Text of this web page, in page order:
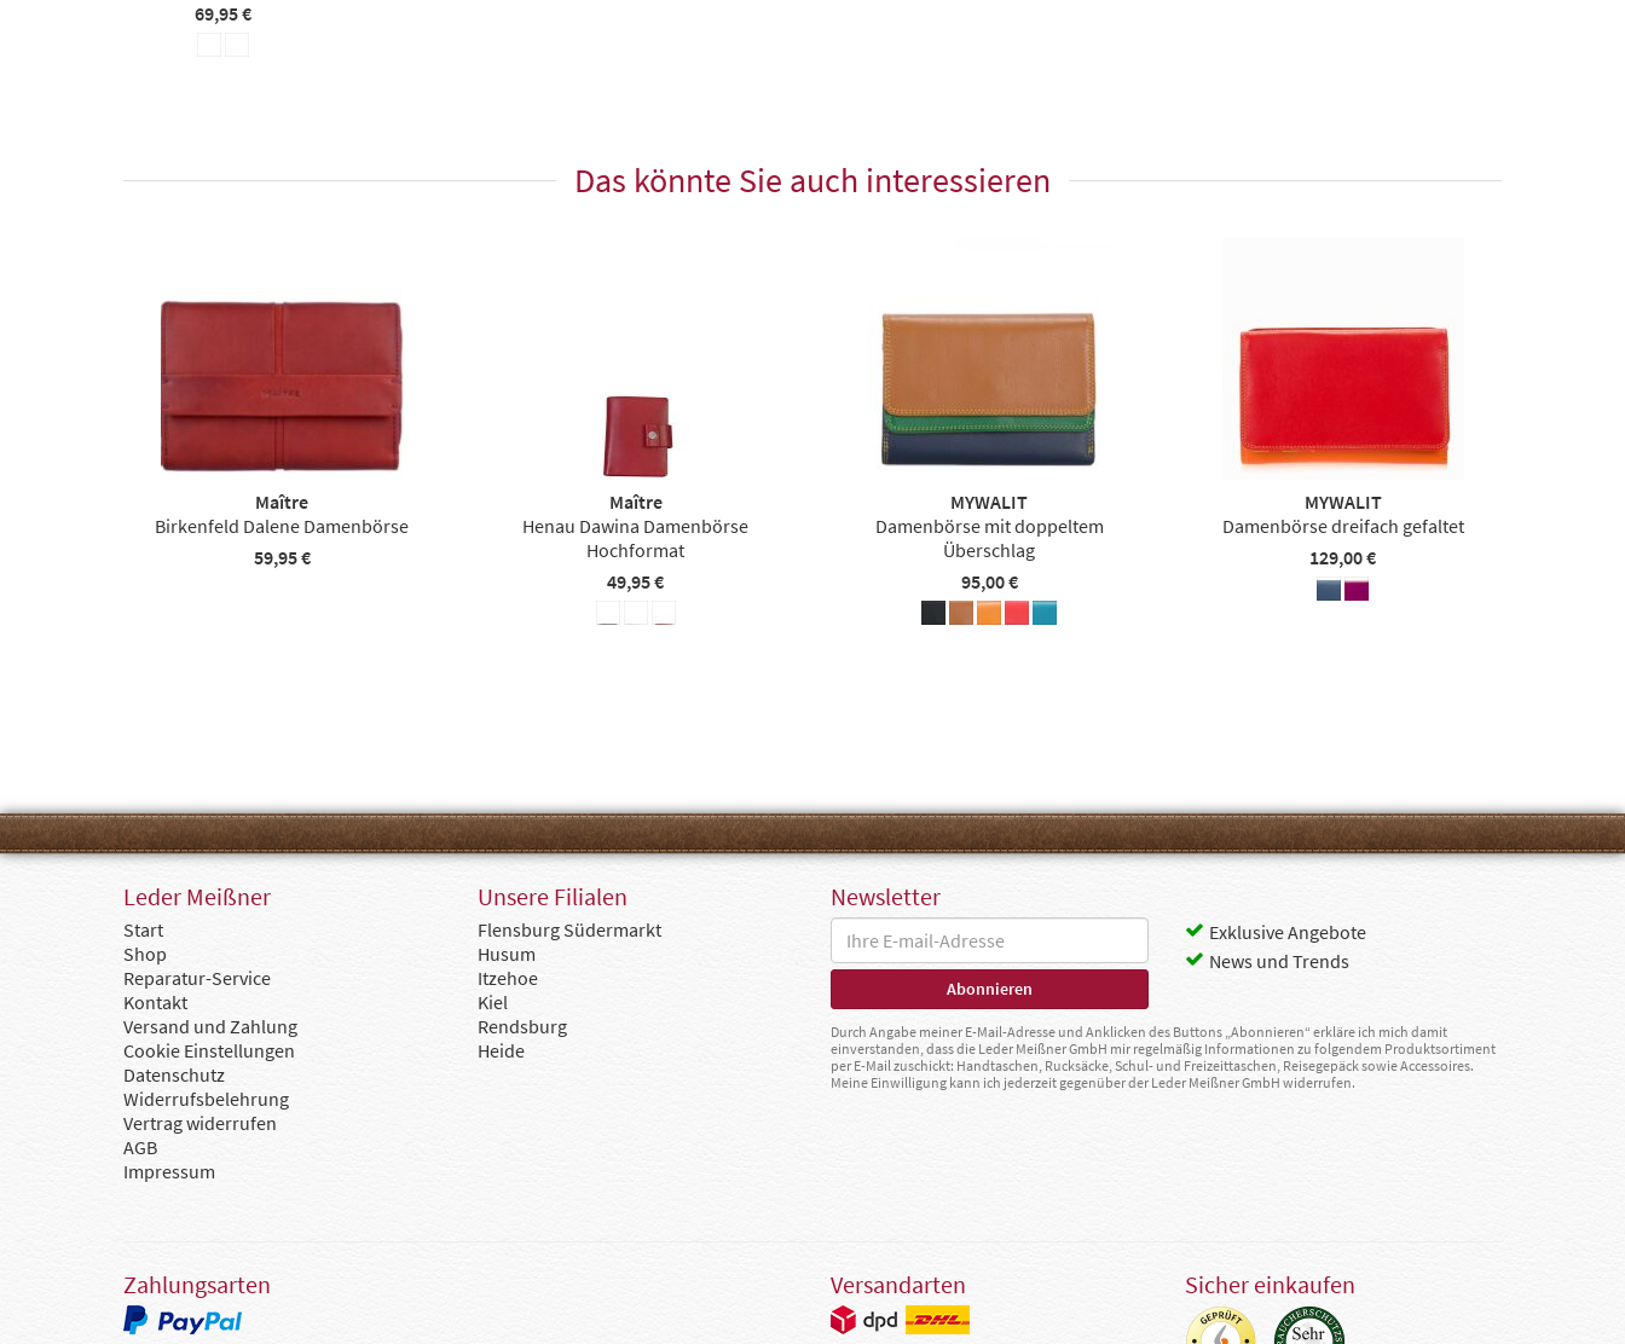
69,95 €
Das könnte Sie auch interessieren
Maître
Birkenfeld Dalene Damenbörse
59,95 €
Maître
Henau Dawina Damenbörse
Hochformat
49,95 €
MYWALIT
Damenbörse mit doppeltem
Überschlag
95,00 €
MYWALIT
Damenbörse dreifach gefaltet
129,00 €
Leder Meißner
Start
Shop
Reparatur-Service
Kontakt
Versand und Zahlung
Cookie Einstellungen
Datenschutz
Widerrufsbelehrung
Vertrag widerrufen
AGB
Impressum
Unsere Filialen
Flensburg Südermarkt
Husum
Itzehoe
Kiel
Rendsburg
Heide
Newsletter
Exklusive Angebote
News und Trends
Durch Angabe meiner E-Mail-Adresse und Anklicken des Buttons „Abonnieren“ erkläre ich mich damit
einverstanden, dass die Leder Meißner GmbH mir regelmäßig Informationen zu folgendem Produktsortiment
per E-Mail zuschickt: Handtaschen, Rucksäcke, Schul- und Freizeittaschen, Reisegepäck sowie Accessoires.
Meine Einwilligung kann ich jederzeit gegenüber der Leder Meißner GmbH widerrufen.
Zahlungsarten Versandarten Sicher einkaufen